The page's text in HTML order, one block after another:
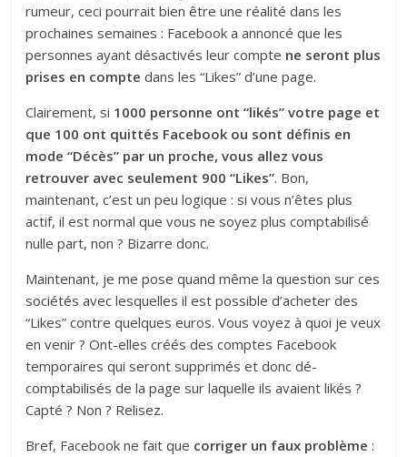
rumeur, ceci pourrait bien être une réalité dans les
prochaines semaines : Facebook a annoncé que les
personnes ayant désactivés leur compte ne seront plus
prises en compte dans les “Likes” d’une page.
Clairement, si 1000 personne ont “likés” votre page et
que 100 ont quittés Facebook ou sont définis en
mode “Décès” par un proche, vous allez vous
retrouver avec seulement 900 “Likes”. Bon,
maintenant, c’est un peu logique : si vous n’êtes plus
actif, il est normal que vous ne soyez plus comptabilisé
nulle part, non ? Bizarre donc.
Maintenant, je me pose quand même la question sur ces
sociétés avec lesquelles il est possible d’acheter des
“Likes” contre quelques euros. Vous voyez à quoi je veux
en venir ? Ont-elles créés des comptes Facebook
temporaires qui seront supprimés et donc dé-
comptabilisés de la page sur laquelle ils avaient likés ?
Capté ? Non ? Relisez.
Bref, Facebook ne fait que corriger un faux problème :